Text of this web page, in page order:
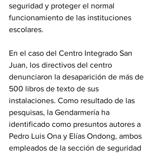
seguridad y proteger el normal
funcionamiento de las instituciones
escolares.
En el caso del Centro Integrado San
Juan, los directivos del centro
denunciaron la desaparición de más de
500 libros de texto de sus
instalaciones. Como resultado de las
pesquisas, la Gendarmería ha
identificado como presuntos autores a
Pedro Luis Ona y Elías Ondong, ambos
empleados de la sección de seguridad